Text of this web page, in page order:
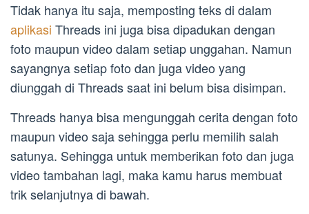
Tidak hanya itu saja, memposting teks di dalam
aplikasi Threads ini juga bisa dipadukan dengan
foto maupun video dalam setiap unggahan. Namun
sayangnya setiap foto dan juga video yang
diunggah di Threads saat ini belum bisa disimpan.
Threads hanya bisa mengunggah cerita dengan foto
maupun video saja sehingga perlu memilih salah
satunya. Sehingga untuk memberikan foto dan juga
video tambahan lagi, maka kamu harus membuat
trik selanjutnya di bawah.